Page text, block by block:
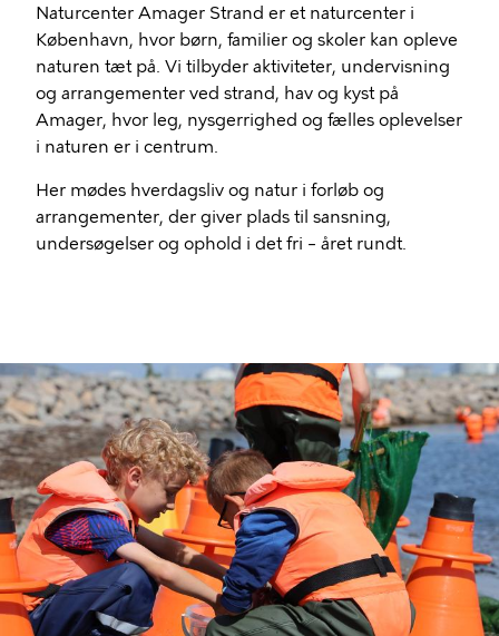
Naturcenter Amager Strand er et naturcenter i
København, hvor børn, familier og skoler kan opleve
naturen tæt på. Vi tilbyder aktiviteter, undervisning
og arrangementer ved strand, hav og kyst på
Amager, hvor leg, nysgerrighed og fælles oplevelser
i naturen er i centrum.
Her mødes hverdagsliv og natur i forløb og
arrangementer, der giver plads til sansning,
undersøgelser og ophold i det fri – året rundt.